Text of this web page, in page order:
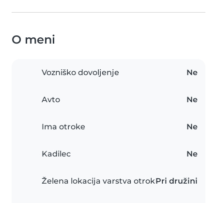
O meni
Vozniško dovoljenje Ne
Avto Ne
Ima otroke Ne
Kadilec Ne
Želena lokacija varstva otrokPri družini